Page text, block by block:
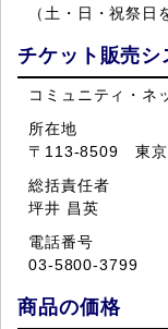
（土・日・祝祭
チケット販売
コミュニティ・ネ
所在地
〒113-8509 東京
総括責任者
坪井 昌英
電話番号
03-5800-3799
商品の価格